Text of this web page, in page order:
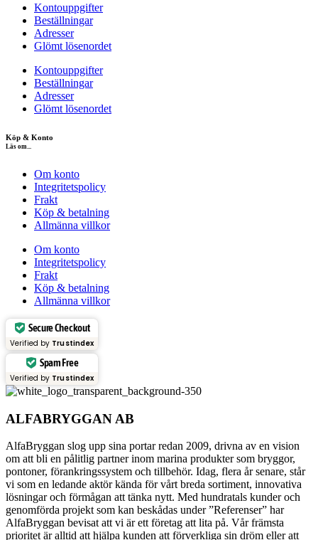
Kontouppgifter
Beställningar
Adresser
Glömt lösenordet
Kontouppgifter
Beställningar
Adresser
Glömt lösenordet
Köp & Konto
Läs om...
Om konto
Integritetspolicy
Frakt
Köp & betalning
Allmänna villkor
Om konto
Integritetspolicy
Frakt
Köp & betalning
Allmänna villkor
Secure Checkout
Verified by Trustindex
Spam Free
Verified by Trustindex
ALFABRYGGAN AB
AlfaBryggan slog upp sina portar redan 2009, drivna av en vision
om att bli en pålitlig partner inom marina produkter som bryggor,
pontoner, förankringssystem och tillbehör. Idag, flera år senare, står
vi som en ledande aktör kända för vårt breda sortiment, innovativa
lösningar och förmågan att tänka nytt. Med hundratals kunder och
genomförda projekt som kan beskådas under ”Referenser” har
AlfaBryggan bevisat att vi är ett företag att lita på. Vår främsta
prioritet är alltid att hjälpa kunden att förverkliga sin dröm eller att